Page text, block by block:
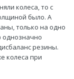
колеса, то с
было. А
только на одно
однозначно
резины.
колеса при